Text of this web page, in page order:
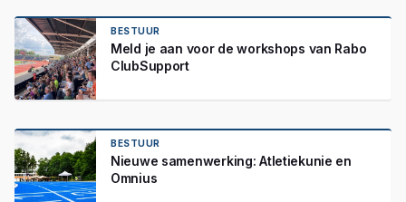
BESTUUR
Meld je aan voor de workshops van Rabo
ClubSupport
BESTUUR
Nieuwe samenwerking: Atletiekunie en
Omnius